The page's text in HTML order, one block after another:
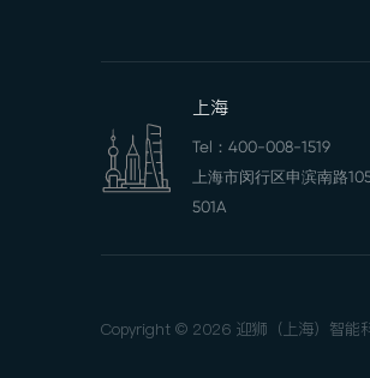
上海
Tel： 400-008-1519
上海市闵行区申滨南路
501A
Copyright © 2026 迎狮（上海）智能